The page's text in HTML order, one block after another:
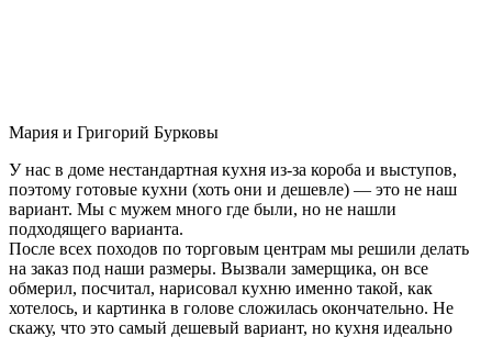
Мария и Григорий Бурковы
У нас в доме нестандартная кухня из-за короба и выступов,
поэтому готовые кухни (хоть они и дешевле) — это не наш
вариант. Мы с мужем много где были, но не нашли
подходящего варианта.
После всех походов по торговым центрам мы решили делать
на заказ под наши размеры. Вызвали замерщика, он все
обмерил, посчитал, нарисовал кухню именно такой, как
хотелось, и картинка в голове сложилась окончательно. Не
скажу, что это самый дешевый вариант, но кухня идеально